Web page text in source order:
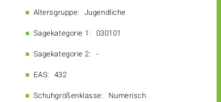
Altersgruppe: Jugendliche
Sagekategorie 1: 030101
Sagekategorie 2: -
EAS: 432
Schuhgrößenklasse: Numerisch